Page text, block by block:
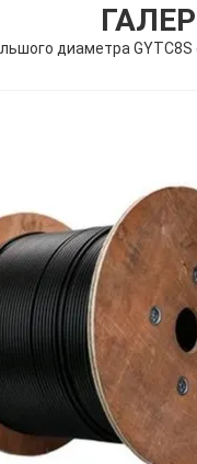
диаметра